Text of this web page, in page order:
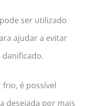
ser utilizado
ajudar a evitar
danificado.
é possível
desejada por mais